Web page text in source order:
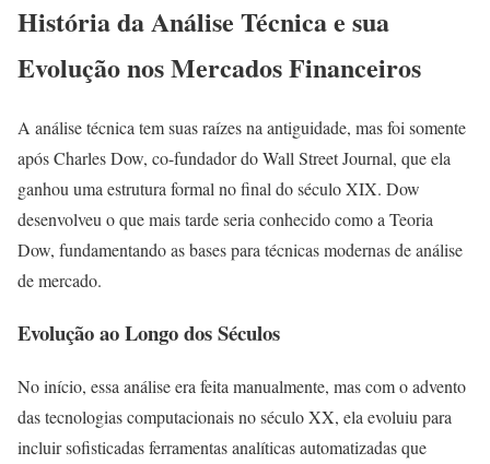
História da Análise Técnica e sua
Evolução nos Mercados Financeiros
A análise técnica tem suas raízes na antiguidade, mas foi somente
após Charles Dow, co-fundador do Wall Street Journal, que ela
ganhou uma estrutura formal no final do século XIX. Dow
desenvolveu o que mais tarde seria conhecido como a Teoria
Dow, fundamentando as bases para técnicas modernas de análise
de mercado.
Evolução ao Longo dos Séculos
No início, essa análise era feita manualmente, mas com o advento
das tecnologias computacionais no século XX, ela evoluiu para
incluir sofisticadas ferramentas analíticas automatizadas que